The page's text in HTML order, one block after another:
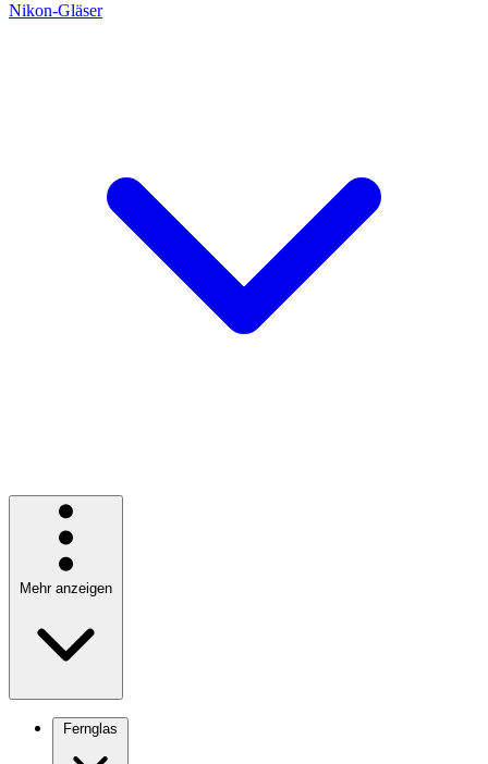
Nikon-Gläser
Mehr anzeigen
Fernglas